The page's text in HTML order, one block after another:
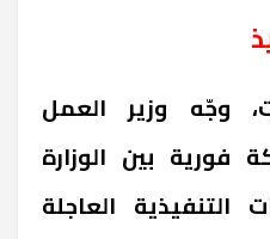
وجّه وزير العمل
بين الوزارة
التنفيذية العاجلة